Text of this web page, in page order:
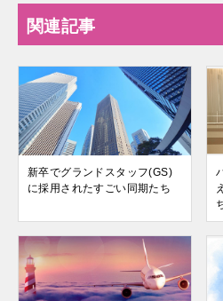
関連記事
新卒でグランドスタッフ(GS)
に採用されたすごい同期たち